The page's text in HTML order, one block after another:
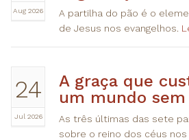
Aug 2026
A partilha do pão é o
de Jesus nos evangelhos.
24
Jul 2026
A graça que
um mundo sem
As três últimas das sete
sobre o reino dos céus